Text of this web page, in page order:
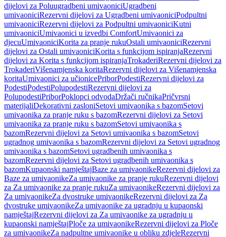
dijelovi za Poluugradbeni umivaoniciUgradbeni
umivaoniciRezervni dijelovi za Ugradbeni umivaoniciPodpultni
umivaoniciRezervni dijelovi za Podpultni umivaoniciKutni
umivaoniciUmivaonici u izvedbi ComfortUmivaonici za
djecuUmivaoniciKorita za pranje rukuOstali umivaoniciRezervni
dijelovi za Ostali umivaoniciKorita s funkcijom ispiranjaRezervni
dijelovi za Korita s funkcijom ispiranjaTrokaderiRezervni dijelovi za
TrokaderiVišenamjenska koritaRezervni dijelovi za Višenamjenska
koritaUmivaonici za učionicePriborPodestiRezervni dijelovi za
PodestiPodestiPolupodestiRezervni dijelovi za
PolupodestiPriborPoklopci odvodaDržači ručnikaPričvrsni
materijaliDekorativni zasloniSetovi umivaonika s bazomSetovi
umivaonika za pranje ruku s bazomRezervni dijelovi za Setovi
umivaonika za pranje ruku s bazomSetovi umivaonika s
bazomRezervni dijelovi za Setovi umivaonika s bazomSetovi
ugradnog umivaonika s bazomRezervni dijelovi za Setovi ugradnog
umivaonika s bazomSetovi ugradbenih umivaonika s
bazomRezervni dijelovi za Setovi ugradbenih umivaonika s
bazomKupaonski namještajBaze za umivaonikeRezervni dijelovi za
Baze za umivaonikeZa umivaonike za pranje rukuRezervni dijelovi
za Za umivaonike za pranje rukuZa umivaonikeRezervni dijelovi za
Za umivaonikeZa dvostruke umivaonikeRezervni dijelovi za Za
dvostruke umivaonikeZa umivaonike za ugradnju u kupaonski
namještajRezervni dijelovi za Za umivaonike za ugradnju u
kupaonski namještajPloče za umivaonikeRezervni dijelovi za Ploče
za umivaonikeZa nadpultne umivaonike u obliku zdjeleRezervni